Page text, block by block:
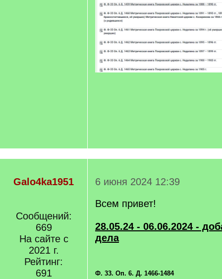
Galo4ka1951
Сообщений:
669
На сайте с
2021 г.
Рейтинг:
691
6 июня 2024 12:39
Всем привет!
28.05.24 - 06.06.2024 -
дела
Ф. 33. Оп. 6. Д. 1466-1484